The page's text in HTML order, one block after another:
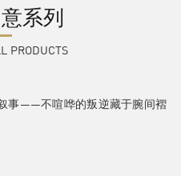
系列
PRODUCTS
事——不喧哗的叛逆藏于腕间褶